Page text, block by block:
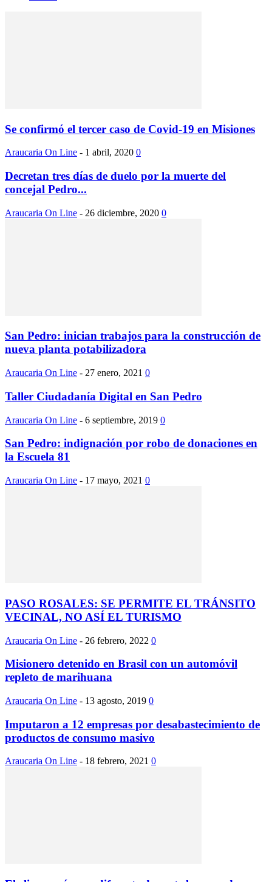
Se confirmó el tercer caso de Covid-19 en Misiones
Araucaria On Line - 1 abril, 2020 0
Decretan tres días de duelo por la muerte del
concejal Pedro...
Araucaria On Line - 26 diciembre, 2020 0
San Pedro: inician trabajos para la construcción de
nueva planta potabilizadora
Araucaria On Line - 27 enero, 2021 0
Taller Ciudadanía Digital en San Pedro
Araucaria On Line - 6 septiembre, 2019 0
San Pedro: indignación por robo de donaciones en
la Escuela 81
Araucaria On Line - 17 mayo, 2021 0
PASO ROSALES: SE PERMITE EL TRÁNSITO
VECINAL, NO ASÍ EL TURISMO
Araucaria On Line - 26 febrero, 2022 0
Misionero detenido en Brasil con un automóvil
repleto de marihuana
Araucaria On Line - 13 agosto, 2019 0
Imputaron a 12 empresas por desabastecimiento de
productos de consumo masivo
Araucaria On Line - 18 febrero, 2021 0